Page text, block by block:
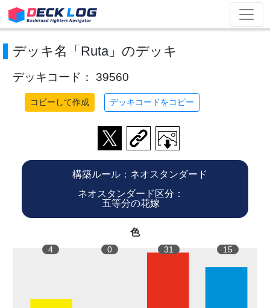
デッキ名「Ruta」のデッキ
デッキコード： 39560
コピーして作成 デッキコードをコピー
構築ルール：ネオスタンダード
ネオスタンダード区分：
五等分の花嫁
色
4 0 31 15